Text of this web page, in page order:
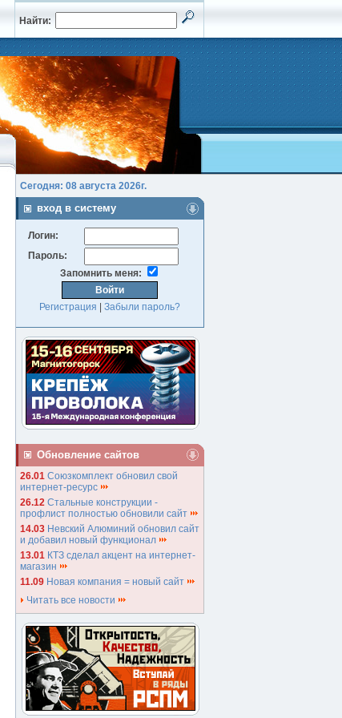
Найти:
Сегодня: 08 августа 2026г.
вход в систему
Логин:
Пароль:
Запомнить меня:
Регистрация Забыли пароль?
Обновление сайтов
26.01 Союзкомплект обновил свой
интернет-ресурс
26.12 Стальные конструкции -
профлист полностью обновили сайт
14.03 Невский Алюминий обновил сайт
и добавил новый функционал
13.01 КТЗ сделал акцент на интернет-
магазин
11.09 Новая компания = новый сайт
Читать все новости